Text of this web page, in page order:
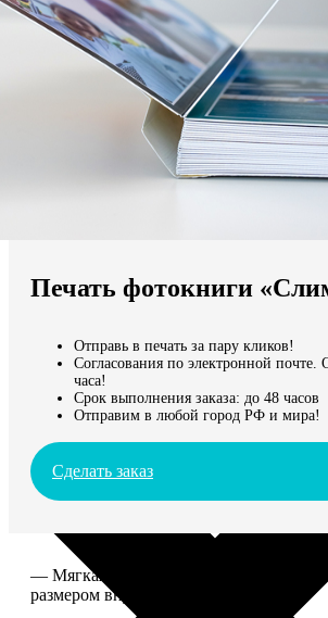
Мы доставляем по всему миру
Продолжить без города
Печать фотокниги
Отправь в печать за пару кликов!
Согласования по электронной почте.
часа!
Срок выполнения заказа: до 48 часов
Отправим в любой город РФ и мира!
Сделать заказ
— Мягкая ламинированная обложка,
размером внутреннего блока.